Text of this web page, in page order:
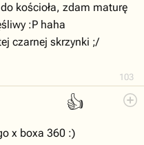
103
kościoła, zdam maturę
:P haha
czarnej skrzynki ;/
👍
x boxa 360 :)